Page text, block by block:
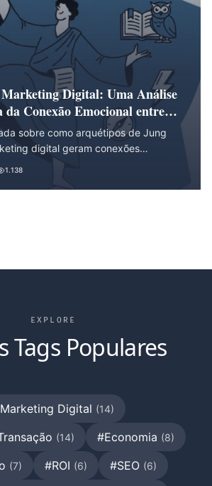
como "tradutores
Digital: Uma Análise
Conexão Emocional entre
sobre como arquétipos de Jung
digital geram conexões
1.138
EXPLORE
Tags Populares
Digital (14)
(14) #Economia (8)
(7) #ROI (6) #SEO (6)